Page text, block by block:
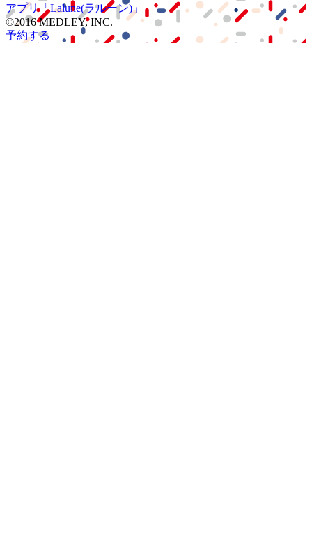
アプリ「Lalune(ラルーン)」
©2016 MEDLEY, INC.
予約する